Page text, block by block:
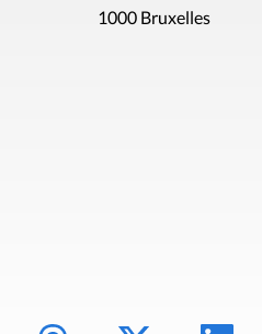
1000 Bruxelles